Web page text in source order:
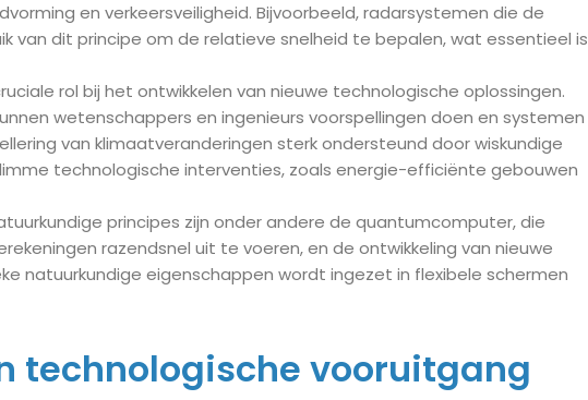
en verkeersveiligheid. Bijvoorbeeld, radarsystemen die de
van dit principe om de relatieve snelheid te bepalen, wat essentieel is
rol bij het ontwikkelen van nieuwe technologische oplossingen.
wetenschappers en ingenieurs voorspellingen doen en systemen
van klimaatveranderingen sterk ondersteund door wiskundige
technologische interventies, zoals energie-efficiënte gebouwen
principes zijn onder andere de quantumcomputer, die
razendsnel uit te voeren, en de ontwikkeling van nieuwe
natuurkundige eigenschappen wordt ingezet in flexibele schermen
technologische vooruitgang